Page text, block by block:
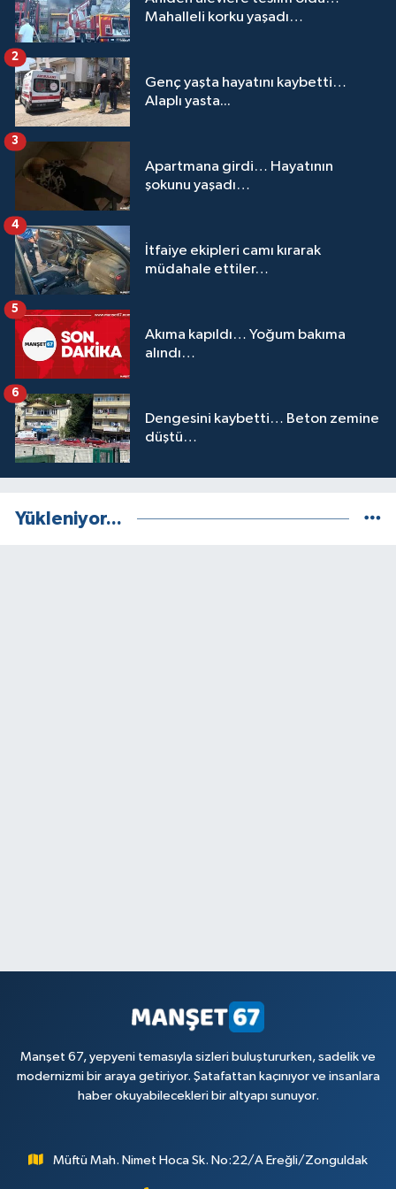
Mahalleli korku yaşadı…
Genç yaşta hayatını kaybetti…
Alaplı yasta...
2
Apartmana girdi… Hayatının
şokunu yaşadı…
3
İtfaiye ekipleri camı kırarak
müdahale ettiler…
4
Akıma kapıldı… Yoğum bakıma
alındı…
5
Dengesini kaybetti… Beton zemine
düştü…
6
Yükleniyor...
Manşet 67, yepyeni temasıyla sizleri buluştururken, sadelik ve
modernizmi bir araya getiriyor. Şatafattan kaçınıyor ve insanlara
haber okuyabilecekleri bir altyapı sunuyor.
Müftü Mah. Nimet Hoca Sk. No:22/A Ereğli/Zonguldak